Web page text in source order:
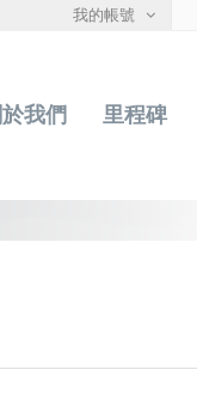
我的帳號
我們 里程碑